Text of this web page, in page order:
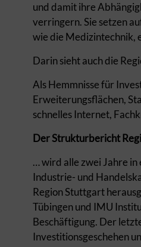
und damit ihre
verringern. Sie setzen
wie die Medizintechnik,
Darin sieht auch die
Als Hemmnisse für
Erweiterungsflächen,
schnelles Internet,
Der Strukturbericht
… wird alle zwei Jahre
Industrie- und
Region Stuttgart
Tübingen und IMU
Beschäftigung. Der
Investitionsgeschehen